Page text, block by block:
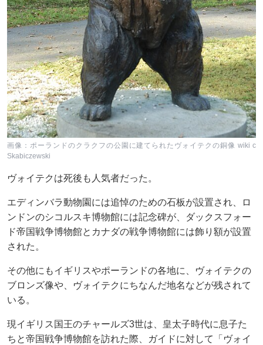
画像：ポーランドのクラクフの公園に建てられたヴォイテクの銅像 wiki c
Skabiczewski
ヴォイテクは死後も人気者だった。
エディンバラ動物園には追悼のための石板が設置され、ロ
ンドンのシコルスキ博物館には記念碑が、ダックスフォー
ド帝国戦争博物館とカナダの戦争博物館には飾り額が設置
された。
その他にもイギリスやポーランドの各地に、ヴォイテクの
ブロンズ像や、ヴォイテクにちなんだ地名などが残されて
いる。
現イギリス国王のチャールズ3世は、皇太子時代に息子た
ちと帝国戦争博物館を訪れた際、ガイドに対して「ヴォイ